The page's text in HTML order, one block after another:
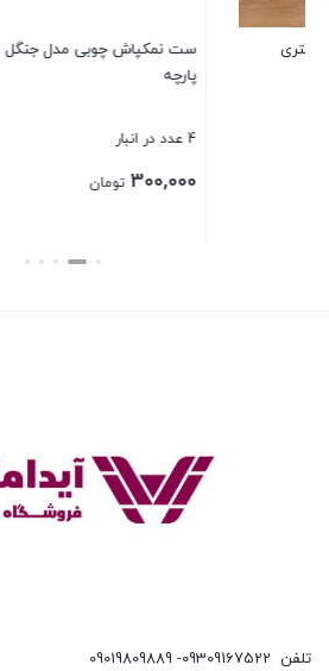
روبالشی یکبارمصرف 10 تایی
360,000 تومان
تلفن 09309167522- 09019809889